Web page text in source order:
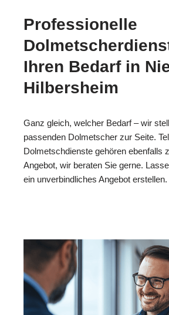
Professionelle
Ihren Bedarf in
Hilbersheim
Ganz gleich, welcher Bedarf – wir
passenden Dolmetscher zur Seite.
Dolmetschdienste gehören ebenfalls
Angebot, wir beraten Sie gerne.
ein unverbindliches Angebot erstellen.